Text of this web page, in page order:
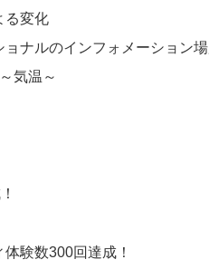
る変化
ナルのインフォメーション
気温～
験数300回達成！